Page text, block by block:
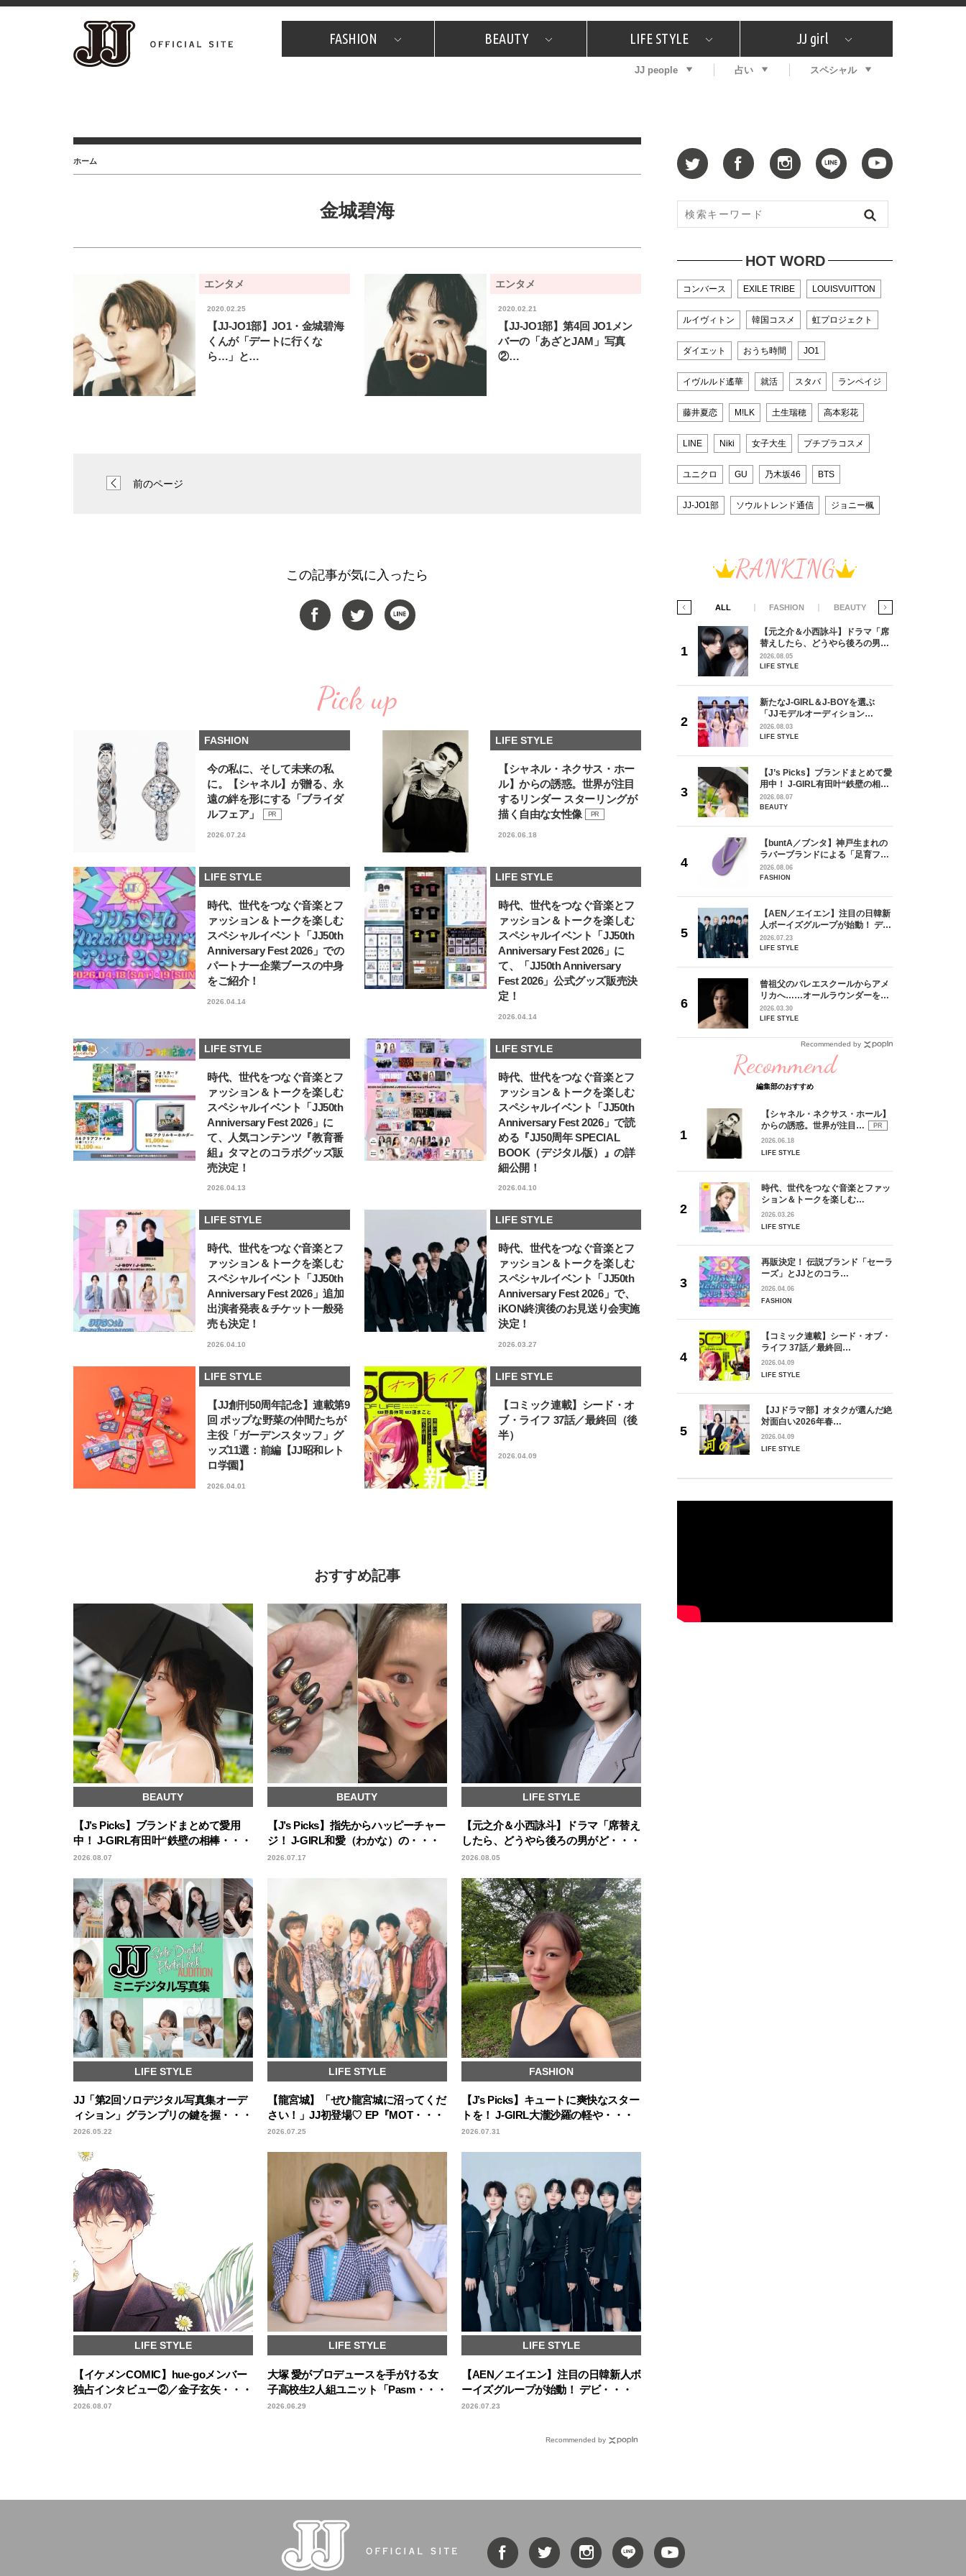
FASHION
JJスタッフの"それどこの"？ プチプラ プレゼント
BEAUTY
コスメ全部試してみた What's NEW？ 特集
LIFE STYLE
JJグルメガイド エンタメ プレゼント
恋愛
JJ girl
特集 おしゃラン！
JJ people 占い スペシャル
ホーム
金城碧海
エンタメ
2020.02.25
【JJ-JO1部】JO1・金城碧海
くんが「デートに行くな
ら…」と…
エンタメ
2020.02.21
【JJ-JO1部】第4回 JO1メン
バーの「あざとJAM」写真
②…
前のページ
この記事が気に入ったら
Pick up
FASHION
今の私に、そして未来の私
に。【シャネル】が贈る、永
遠の絆を形にする「ブライダ
ルフェア」
PR
2026.07.24
LIFE STYLE
【シャネル・ネクサス・ホー
ル】からの誘惑。世界が注目
するリンダー スターリングが
描く自由な女性像
PR
2026.06.18
LIFE STYLE
時代、世代をつなぐ音楽とフ
ァッション＆トークを楽しむ
スペシャルイベント「JJ50th
Anniversary Fest 2026」での
パートナー企業ブースの中身
をご紹介！
2026.04.14
LIFE STYLE
時代、世代をつなぐ音楽とフ
ァッション＆トークを楽しむ
スペシャルイベント「JJ50th
Anniversary Fest 2026」に
て、「JJ50th Anniversary
Fest 2026」公式グッズ販売決
定！
2026.04.14
LIFE STYLE
時代、世代をつなぐ音楽とフ
ァッション＆トークを楽しむ
スペシャルイベント「JJ50th
Anniversary Fest 2026」に
て、人気コンテンツ『教育番
組』タマとのコラボグッズ販
売決定！
2026.04.13
LIFE STYLE
時代、世代をつなぐ音楽とフ
ァッション＆トークを楽しむ
スペシャルイベント「JJ50th
Anniversary Fest 2026」で読
める『JJ50周年 SPECIAL
BOOK（デジタル版）』の詳
細公開！
2026.04.10
LIFE STYLE
時代、世代をつなぐ音楽とフ
ァッション＆トークを楽しむ
スペシャルイベント「JJ50th
Anniversary Fest 2026」追加
出演者発表＆チケット一般発
売も決定！
2026.04.10
LIFE STYLE
時代、世代をつなぐ音楽とフ
ァッション＆トークを楽しむ
スペシャルイベント「JJ50th
Anniversary Fest 2026」で、
iKON終演後のお見送り会実施
決定！
2026.03.27
LIFE STYLE
【JJ創刊50周年記念】連載第9
回 ポップな野菜の仲間たちが
主役「ガーデンスタッフ」グ
ッズ11選：前編【JJ昭和レト
ロ学園】
2026.04.01
LIFE STYLE
【コミック連載】シード・オ
ブ・ライフ 37話／最終回（後
半）
2026.04.09
おすすめ記事
BEAUTY
【J’s Picks】ブランドまとめて愛用
中！ J-GIRL有田叶“鉄壁の相棒・・・
2026.08.07
BEAUTY
【J’s Picks】指先からハッピーチャー
ジ！ J-GIRL和愛（わかな）の・・・
2026.07.17
LIFE STYLE
【元之介＆小西詠斗】ドラマ「席替え
したら、どうやら後ろの男がど・・・
2026.08.05
LIFE STYLE
JJ「第2回ソロデジタル写真集オーデ
ィション」グランプリの鍵を握・・・
2026.05.22
LIFE STYLE
【龍宮城】「ぜひ龍宮城に沼ってくだ
さい！」JJ初登場♡ EP『MOT・・・
2026.07.25
FASHION
【J’s Picks】キュートに爽快なスター
トを！ J-GIRL大瀧沙羅の軽や・・・
2026.07.31
LIFE STYLE
【イケメンCOMIC】hue-goメンバー
独占インタビュー②／金子玄矢・・・
2026.08.07
LIFE STYLE
大塚 愛がプロデュースを手がける女
子高校生2人組ユニット「Pasm・・・
2026.06.29
LIFE STYLE
【AEN／エイエン】注目の日韓新人ボ
ーイズグループが始動！ デビ・・・
2026.07.23
Recommended by
HOT WORD
コンバース EXILE TRIBE LOUISVUITTON
ルイヴィトン 韓国コスメ 虹プロジェクト
ダイエット おうち時間 JO1
イヴルルド遙華 就活 スタバ ランペイジ
藤井夏恋 M!LK 土生瑞穂 高本彩花
LINE Niki 女子大生 プチプラコスメ
ユニクロ GU 乃木坂46 BTS
JJ-JO1部 ソウルトレンド通信 ジョニー楓
RANKING
ALL FASHION BEAUTY
【J’s Picks】ブランドまとめて愛
【JJ専属モデルの素顔】ビューテ
ィ大好き！ 松川 星のお気に入り
【J’s Picks】悲しい経験でたどり
着いた…J-BOY三上龍の手放せな
い“オールインワン”アイテム〈ビ
ューティ＆ファッション夏の必需
2026.08.05
BEAUTY
【注目アーティストRainy。っ
て？】自称“コスメオタク見習
い”のポーチの中身、拝見しま
2026.01.30
【J’s Picks】J-GIRL早坂萌香の
徹底した日焼けケア！ でも、いち
ばん大切なのは…〈ビューティ＆
ファッション夏の必需品〉
2026.07.24
BEAUTY
【JJ専属モデルの素顔】ツヤと輝
クは候補生の“魅力”を重視した
「新システム」に変わります
LIFE STYLE
【AEN／エイエン】注目の日韓新
人ボーイズグループが始動！ デビ
ュー目前のフレッシュな面々を独
占インタビュー。7人の魅力に迫
ります♪
2026.07.23
LIFE STYLE
指すダンサーは踊ることが好きす
ぎる【王子様の推しドコロ】
vol.29 三宅啄未さん
2026.03.30
LIFE STYLE
【新世代J-POPグループ
aoen（アオエン）】自身がアーテ
ィストを目指すきかっけとなった
先輩とは―― 新曲「青春インクレ
ディブル」リリース記念インタビ
ュー
2025.10.20
LIFE STYLE
【イケメンCOMIC】hue-goメン
【元之介＆小西詠斗】ドラマ「席
替えしたら、どうやら後ろの男が
どうやら俺のこと好きらしい」放
送記念インタビュー♡ 「自然と詠
2026.08.05
LIFE STYLE
新たなJ-GIRL＆J-BOYを選ぶ
「JJモデルオーディション
2027」が募集開始！ 予選ブロッ
クは候補生の“魅力”を重視した
2026.08.03
LIFE STYLE
【J’s Picks】ブランドまとめて愛
用中！ J-GIRL有田叶“鉄壁の相
棒”〈ビューティ＆ファッション
夏の必需品〉
2026.08.07
BEAUTY
【buntA／ブンタ】神戸生まれの
ラバーブランドによる「足育フッ
トウェア」。伊勢丹新宿店でPOP-
UP開催中！
2026.08.06
FASHION
【AEN／エイエン】注目の日韓新
人ボーイズグループが始動！ デビ
ュー目前のフレッシュな面々を独
占インタビュー。7人の魅力に迫
2026.07.23
LIFE STYLE
曾祖父のバレエスクールからアメ
リカへ……オールラウンダーを目
指すダンサーは踊ることが好きす
ぎる【王子様の推しドコロ】
2026.03.30
LIFE STYLE
Recommended by
Recommend
編集部のおすすめ
【シャネル・ネクサス・ホール】
からの誘惑。世界が注目…
PR
2026.06.18
LIFE STYLE
時代、世代をつなぐ音楽とファッ
ション＆トークを楽しむ…
2026.03.26
LIFE STYLE
再販決定！ 伝説ブランド「セーラ
ーズ」とJJとのコラ…
2026.04.06
FASHION
【コミック連載】シード・オブ・
ライフ 37話／最終回…
2026.04.09
LIFE STYLE
【JJドラマ部】オタクが選んだ絶
対面白い2026年春…
2026.04.09
LIFE STYLE